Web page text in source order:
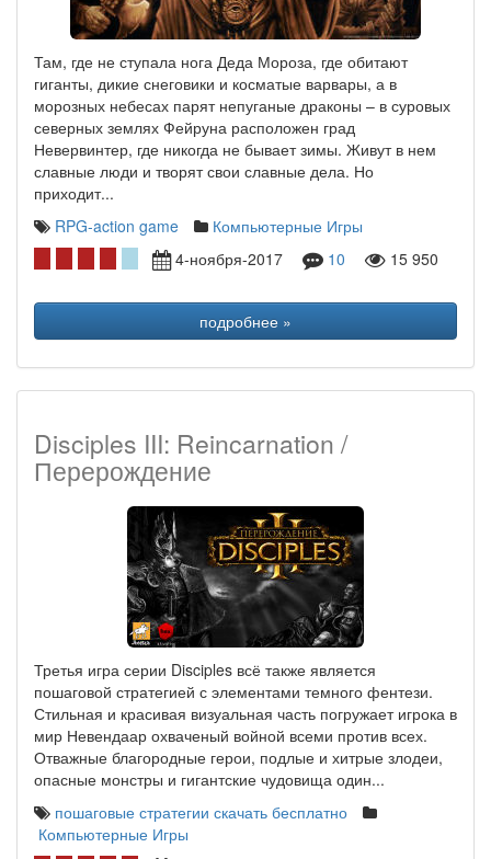
Там, где не ступала нога Деда Мороза, где обитают
гиганты, дикие снеговики и косматые варвары, а в
морозных небесах парят непуганые драконы – в суровых
северных землях Фейруна расположен град
Невервинтер, где никогда не бывает зимы. Живут в нем
славные люди и творят свои славные дела. Но
приходит...
RPG-action game
Компьютерные Игры
4-ноября-2017
10 15 950
подробнее »
Disciples III: Reincarnation /
Перерождение
Третья игра серии Disciples всё также является
пошаговой стратегией с элементами темного фентези.
Стильная и красивая визуальная часть погружает игрока в
мир Невендаар охваченый войной всеми против всех.
Отважные благородные герои, подлые и хитрые злодеи,
опасные монстры и гигантские чудовища один...
пошаговые стратегии скачать бесплатно
Компьютерные Игры